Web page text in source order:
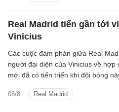
Real Madrid tiến gần tới
Vinicius
06/8 Real Madrid
Các cuộc đàm phán giữa Real
người đại diện của Vinicius về hợp
mới đã có tiến triển khi đội bóng